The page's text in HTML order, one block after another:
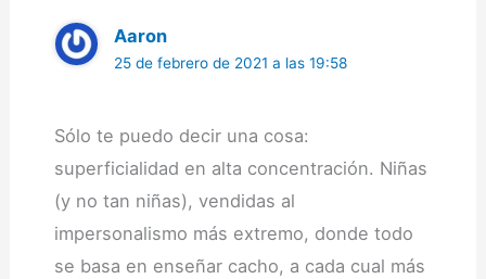
Aaron
25 de febrero de 2021 a las 19:58
Sólo te puedo decir una cosa:
superficialidad en alta concentración. Niñas
(y no tan niñas), vendidas al
impersonalismo más extremo, donde todo
se basa en enseñar cacho, a cada cual más